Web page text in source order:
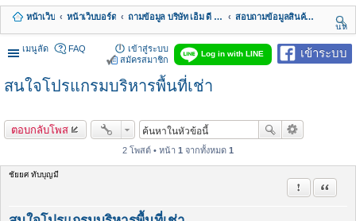
g
l
e
n
a
หน้าเว็บ หน้าเว็บบอร์ด ถามข้อมูล บริษัท เอ็ม ดี ซอฟต์ จำกัด
สอบถามข้อมูลสินค้า & บริการ
นห
า
เมนูลัด
เข้าระบบ
Log in with LINE
FAQ
เข้าสู่ระบบ
สมัครสมาชิก
สนใจโปรแกรมบริหารพื้นที่เช่า
ตอบกลับโพส
2 โพสต์ • หน้า 1 จากทั้งหมด 1
ชัยยศ ทับบุญมี
รายงานในข้
อ้างคำ